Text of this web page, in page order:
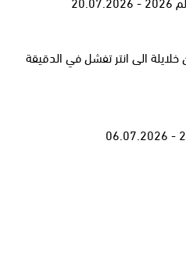
الى انتر تفشل في الدقيقة